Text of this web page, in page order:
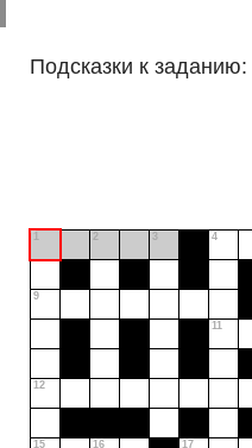
Подсказки к заданию:
1 2 3 4
9
11
12
15 16 17